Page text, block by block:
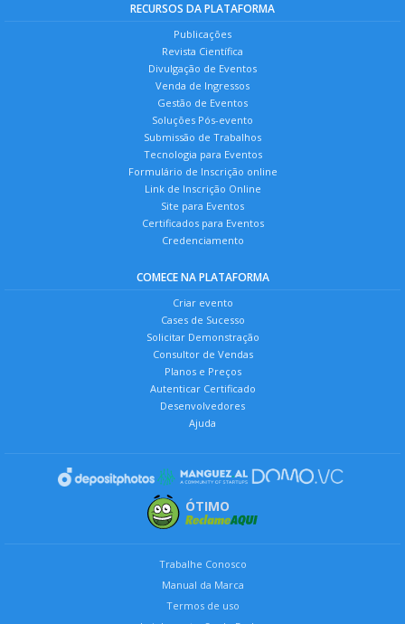
RECURSOS DA PLATAFORMA
Publicações
Revista Científica
Divulgação de Eventos
Venda de Ingressos
Gestão de Eventos
Soluções Pós-evento
Submissão de Trabalhos
Tecnologia para Eventos
Formulário de Inscrição online
Link de Inscrição Online
Site para Eventos
Certificados para Eventos
Credenciamento
COMECE NA PLATAFORMA
Criar evento
Cases de Sucesso
Solicitar Demonstração
Consultor de Vendas
Planos e Preços
Autenticar Certificado
Desenvolvedores
Ajuda
ÓTIMO
Trabalhe Conosco
Manual da Marca
Termos de uso